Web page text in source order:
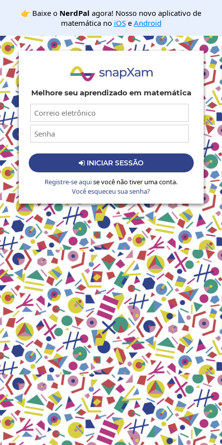
👉 Baixe o NerdPal agora! Nosso novo aplicativo de
matemática no iOSe Android
Melhore seu aprendizado em matemática
INICIAR SESSÃO
Registre-se aquise você não tiver uma conta.
Você esqueceu sua senha?